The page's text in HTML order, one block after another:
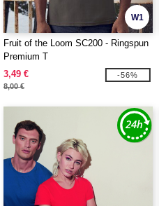
W1
Fruit of the Loom SC200 - Ringspun
Premium T
3,49 €
8,00 €
-56%